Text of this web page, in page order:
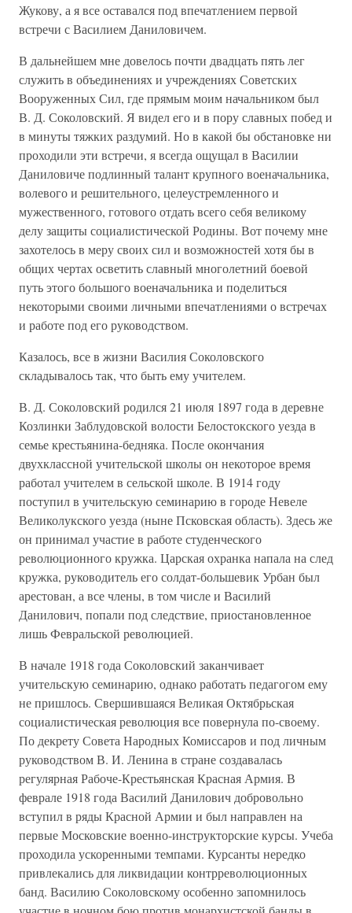
Жукову, а я все оставался под впечатлением первой
встречи с Василием Даниловичем.
В дальнейшем мне довелось почти двадцать пять лег
служить в объединениях и учреждениях Советских
Вооруженных Сил, где прямым моим начальником был
В. Д. Соколовский. Я видел его и в пору славных побед и
в минуты тяжких раздумий. Но в какой бы обстановке ни
проходили эти встречи, я всегда ощущал в Василии
Даниловиче подлинный талант крупного военачальника,
волевого и решительного, целеустремленного и
мужественного, готового отдать всего себя великому
делу защиты социалистической Родины. Вот почему мне
захотелось в меру своих сил и возможностей хотя бы в
общих чертах осветить славный многолетний боевой
путь этого большого военачальника и поделиться
некоторыми своими личными впечатлениями о встречах
и работе под его руководством.
Казалось, все в жизни Василия Соколовского
складывалось так, что быть ему учителем.
В. Д. Соколовский родился 21 июля 1897 года в деревне
Козлинки Заблудовской волости Белостокского уезда в
семье крестьянина-бедняка. После окончания
двухклассной учительской школы он некоторое время
работал учителем в сельской школе. В 1914 году
поступил в учительскую семинарию в городе Невеле
Великолукского уезда (ныне Псковская область). Здесь же
он принимал участие в работе студенческого
революционного кружка. Царская охранка напала на след
кружка, руководитель его солдат-большевик Урбан был
арестован, а все члены, в том числе и Василий
Данилович, попали под следствие, приостановленное
лишь Февральской революцией.
В начале 1918 года Соколовский заканчивает
учительскую семинарию, однако работать педагогом ему
не пришлось. Свершившаяся Великая Октябрьская
социалистическая революция все повернула по-своему.
По декрету Совета Народных Комиссаров и под личным
руководством В. И. Ленина в стране создавалась
регулярная Рабоче-Крестьянская Красная Армия. В
феврале 1918 года Василий Данилович добровольно
вступил в ряды Красной Армии и был направлен на
первые Московские военно-инструкторские курсы. Учеба
проходила ускоренными темпами. Курсанты нередко
привлекались для ликвидации контрреволюционных
банд. Василию Соколовскому особенно запомнилось